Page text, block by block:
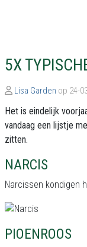
5X
Lisa Garden op 24-
Het is eindelijk
vandaag een lijstje
zitten.
NARCIS
Narcissen kondigen
PIOENROOS